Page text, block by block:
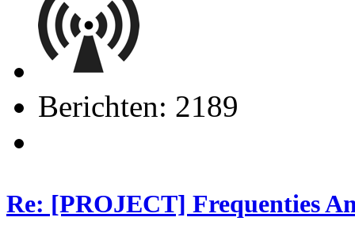
Berichten: 2189
Re: [PROJECT] Frequenties